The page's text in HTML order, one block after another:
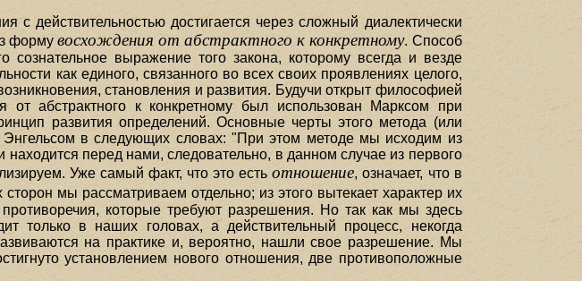
с действительностью достигается через сложный диалектически
форму восхождения от абстрактного к конкретному. Способ
сознательное выражение того закона, которому всегда и везде
как единого, связанного во всех своих проявлениях целого,
становления и развития. Будучи открыт философией
от абстрактного к конкретному был использован Марксом при
развития определений. Основные черты этого метода (или
в следующих словах: "При этом методе мы исходим из
перед нами, следовательно, в данном случае из первого
Уже самый факт, что это естьотношение, означает, что в
мы рассматриваем отдельно; из этого вытекает характер их
которые требуют разрешения. Но так как мы здесь
только в наших головах, а действительный процесс, некогда
на практике и, вероятно, нашли свое разрешение. Мы
установлением нового отношения, две противоположные